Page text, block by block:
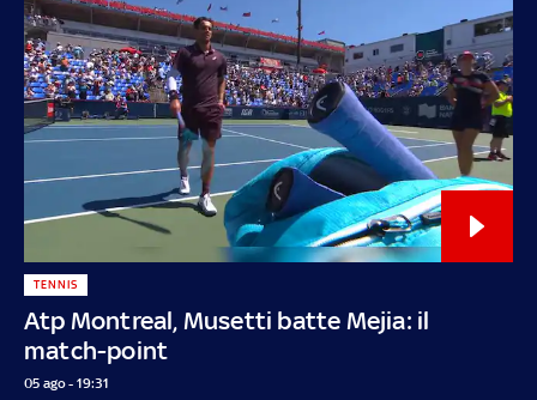
Atp Montreal, Musetti batte Mejia: il
match-point
TENNIS
05 ago - 19:31